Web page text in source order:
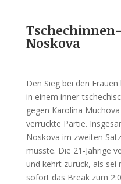
Noskova
Den Sieg bei den
in einem inner-
gegen Karolina
verrückte Partie.
Noskova im zweiten
musste. Die 21-Jährige
und kehrt zurück, als sei
sofort das Break zum